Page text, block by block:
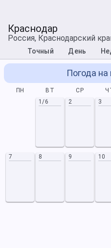
Краснодар
Россия, Краснодарский
Точный День
Погода
ПН ВТ СР
1/6
2 3
7 8 9 10